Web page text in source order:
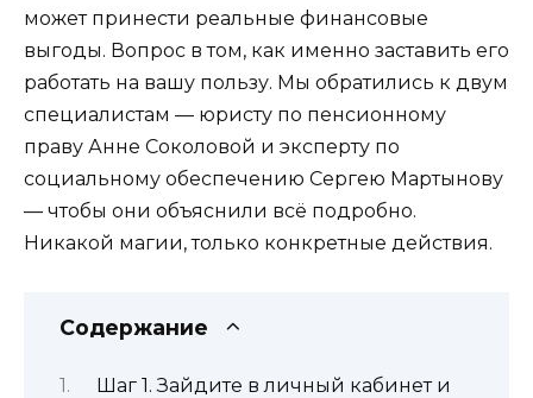
может принести реальные финансовые
выгоды. Вопрос в том, как именно заставить его
работать на вашу пользу. Мы обратились к двум
специалистам — юристу по пенсионному
праву Анне Соколовой и эксперту по
социальному обеспечению Сергею Мартынову
— чтобы они объяснили всё подробно.
Никакой магии, только конкретные действия.
Содержание
Шаг 1. Зайдите в личный кабинет и